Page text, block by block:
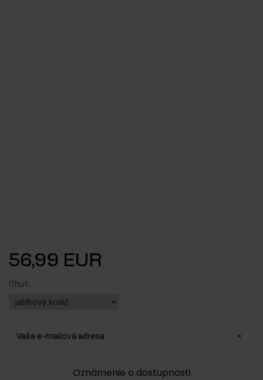
56,99 EUR
Chuť:
Vaša e-mailová adresa
Oznámenie o dostupnosti